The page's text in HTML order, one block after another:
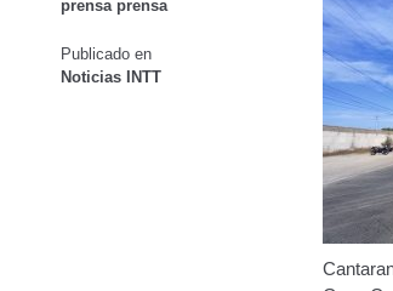
Otorgamiento de la Certificación de
Pago Electrónico de Trámites en Línea
Registro Original de Licencia para
Registro Original de Licencia para
prensa prensa
Publicado en
Noticias INTT